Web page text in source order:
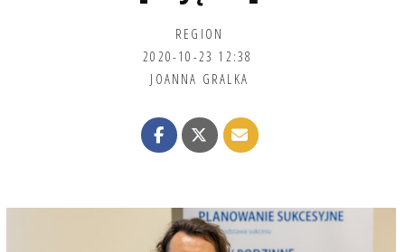
REGION
2020-10-23 12:38
JOANNA GRALKA